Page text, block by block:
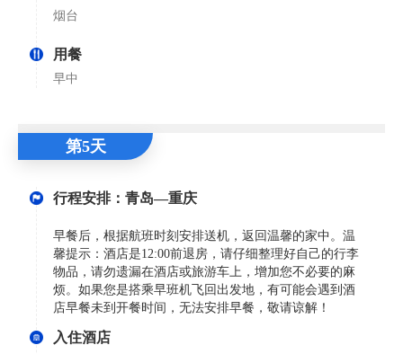
烟台
用餐
早中
第5天
行程安排：青岛—重庆
早餐后，根据航班时刻安排送机，返回温馨的家中。温
馨提示：酒店是12:00前退房，请仔细整理好自己的行李
物品，请勿遗漏在酒店或旅游车上，增加您不必要的麻
烦。如果您是搭乘早班机飞回出发地，有可能会遇到酒
店早餐未到开餐时间，无法安排早餐，敬请谅解！
入住酒店